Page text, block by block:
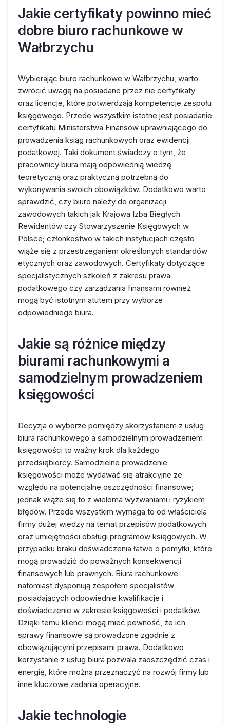
Jakie certyfikaty powinno mieć
dobre biuro rachunkowe w
Wałbrzychu
Wybierając biuro rachunkowe w Wałbrzychu, warto
zwrócić uwagę na posiadane przez nie certyfikaty
oraz licencje, które potwierdzają kompetencje zespołu
księgowego. Przede wszystkim istotne jest posiadanie
certyfikatu Ministerstwa Finansów uprawniającego do
prowadzenia ksiąg rachunkowych oraz ewidencji
podatkowej. Taki dokument świadczy o tym, że
pracownicy biura mają odpowiednią wiedzę
teoretyczną oraz praktyczną potrzebną do
wykonywania swoich obowiązków. Dodatkowo warto
sprawdzić, czy biuro należy do organizacji
zawodowych takich jak Krajowa Izba Biegłych
Rewidentów czy Stowarzyszenie Księgowych w
Polsce; członkostwo w takich instytucjach często
wiąże się z przestrzeganiem określonych standardów
etycznych oraz zawodowych. Certyfikaty dotyczące
specjalistycznych szkoleń z zakresu prawa
podatkowego czy zarządzania finansami również
mogą być istotnym atutem przy wyborze
odpowiedniego biura.
Jakie są różnice między
biurami rachunkowymi a
samodzielnym prowadzeniem
księgowości
Decyzja o wyborze pomiędzy skorzystaniem z usług
biura rachunkowego a samodzielnym prowadzeniem
księgowości to ważny krok dla każdego
przedsiębiorcy. Samodzielne prowadzenie
księgowości może wydawać się atrakcyjne ze
względu na potencjalne oszczędności finansowe;
jednak wiąże się to z wieloma wyzwaniami i ryzykiem
błędów. Przede wszystkim wymaga to od właściciela
firmy dużej wiedzy na temat przepisów podatkowych
oraz umiejętności obsługi programów księgowych. W
przypadku braku doświadczenia łatwo o pomyłki, które
mogą prowadzić do poważnych konsekwencji
finansowych lub prawnych. Biura rachunkowe
natomiast dysponują zespołem specjalistów
posiadających odpowiednie kwalifikacje i
doświadczenie w zakresie księgowości i podatków.
Dzięki temu klienci mogą mieć pewność, że ich
sprawy finansowe są prowadzone zgodnie z
obowiązującymi przepisami prawa. Dodatkowo
korzystanie z usług biura pozwala zaoszczędzić czas i
energię, które można przeznaczyć na rozwój firmy lub
inne kluczowe zadania operacyjne.
Jakie technologie